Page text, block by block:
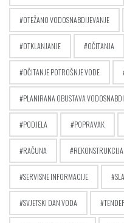
OTEŽANO VODOSNABDIJEVANJE
OTKLANJANJE OČITANJA
OČITANJE POTROŠNJE VODE
PLANIRANA OBUSTAVA
PODJELA POPRAVAK
RAČUNA REKONSTRUKCIJA
SERVISNE INFORMACIJE
SVJETSKI DAN VODA